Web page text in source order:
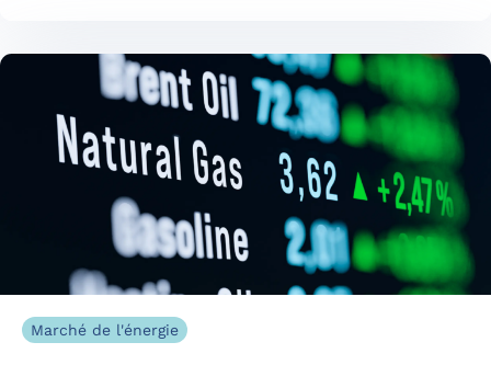
Marché de l'énergie